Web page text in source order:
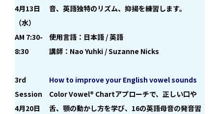
4月13日
（水）
AM 7:30-
8:30
音、英語独特のリズム、抑揚を練習します。
使用言語：日本語 / 英語
講師：Nao Yuhki / Suzanne Nicks
3rd
Session
4月20日
How to improve your English vowel sounds
Color Vowel® Chartアプローチで、正しい口や
舌、顎の動かし方を学び、16の英語母音の発音習